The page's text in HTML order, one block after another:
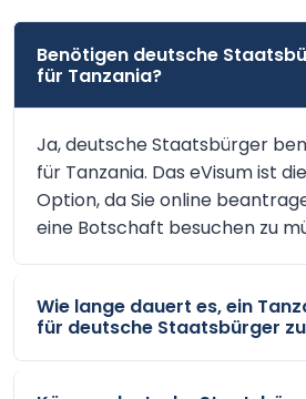
Benötigen deutsche
für Tanzania?
Ja, deutsche Staatsbürger
für Tanzania. Das eVisum ist
Option, da Sie online
eine Botschaft besuchen zu
Wie lange dauert es, ein
für deutsche Staatsbürger